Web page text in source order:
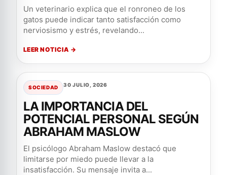
Un veterinario explica que el ronroneo de los
gatos puede indicar tanto satisfacción como
nerviosismo y estrés, revelando...
LEER NOTICIA →
SOCIEDAD 30 JULIO, 2026
LA IMPORTANCIA DEL
POTENCIAL PERSONAL SEGÚN
ABRAHAM MASLOW
El psicólogo Abraham Maslow destacó que
limitarse por miedo puede llevar a la
insatisfacción. Su mensaje invita a...